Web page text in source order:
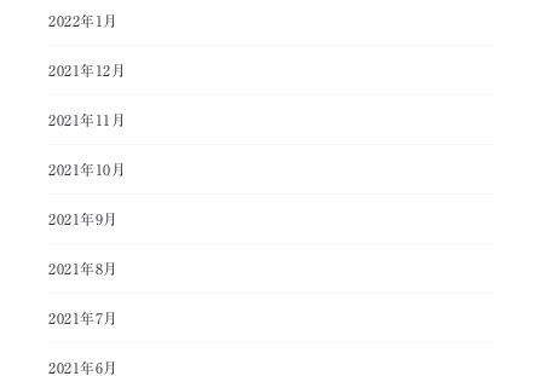
2022年1月
2021年12月
2021年11月
2021年10月
2021年9月
2021年8月
2021年7月
2021年6月